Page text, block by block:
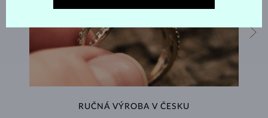
RUČNÁ VÝROBA V ČESKU